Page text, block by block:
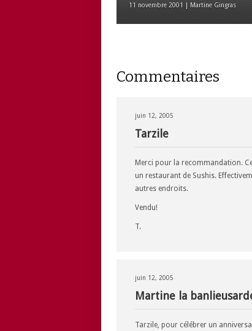
11 novembre 2001 | Martine Gingras
Commentaires
juin 12, 2005
Tarzile
Merci pour la recommandation.
un restaurant de Sushis.
autres endroits.
Vendu!
T.
juin 12, 2005
Martine la
Tarzile, pour célébrer un